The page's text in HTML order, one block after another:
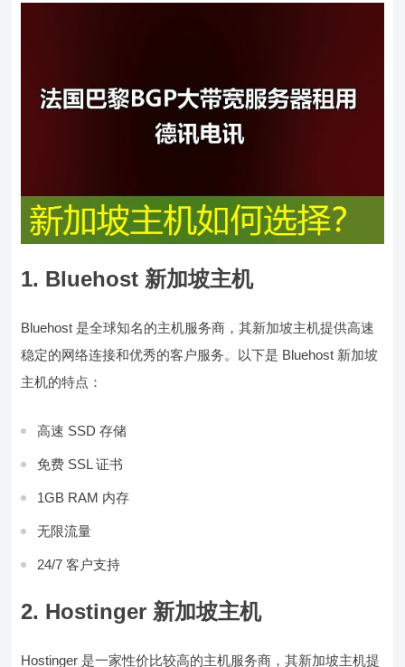
1. Bluehost 新加坡主机
Bluehost 是全球知名的主机服务商，其新加坡主机提供高速
稳定的网络连接和优秀的客户服务。以下是 Bluehost 新加坡
主机的特点：
高速 SSD 存储
免费 SSL 证书
1GB RAM 内存
无限流量
24/7 客户支持
2. Hostinger 新加坡主机
Hostinger 是一家性价比较高的主机服务商，其新加坡主机提